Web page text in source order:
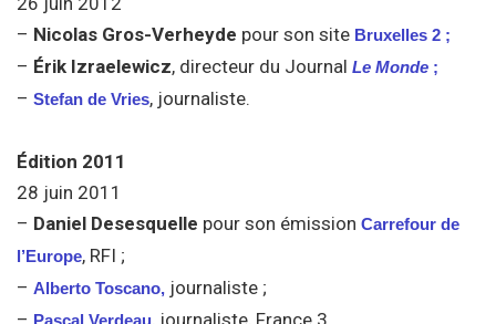
– Nicolas Gros-Verheyde pour son site Bruxelles 2 ;
– Érik Izraelewicz, directeur du Journal Le Monde ;
– Stefan de Vries, journaliste.
Édition 2011
28 juin 2011
– Daniel Desesquelle pour son émission Carrefour de
l’Europe, RFI ;
– Alberto Toscano, journaliste ;
– Pascal Verdeau, journaliste, France 3.